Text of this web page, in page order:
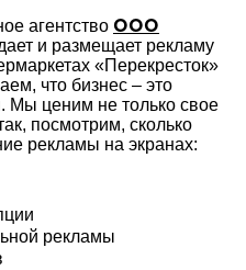
агентство ООО
и размещает рекламу
«Перекресток»
что бизнес – это
Мы ценим не только свое
посмотрим, сколько
рекламы на экранах:
рекламы